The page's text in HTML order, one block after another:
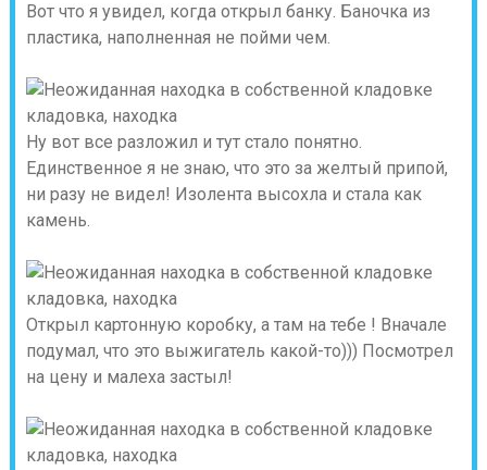
Вот что я увидел, когда открыл банку. Баночка из
пластика, наполненная не пойми чем.
Ну вот все разложил и тут стало понятно.
Единственное я не знаю, что это за желтый припой,
ни разу не видел! Изолента высохла и стала как
камень.
Открыл картонную коробку, а там на тебе ! Вначале
подумал, что это выжигатель какой-то))) Посмотрел
на цену и малеха застыл!